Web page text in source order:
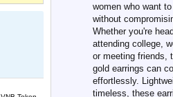
women who want
without
Whether you're
attending college,
or meeting friends,
gold earrings can
effortlessly.
timeless, these